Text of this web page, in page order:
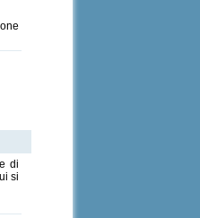
di
si